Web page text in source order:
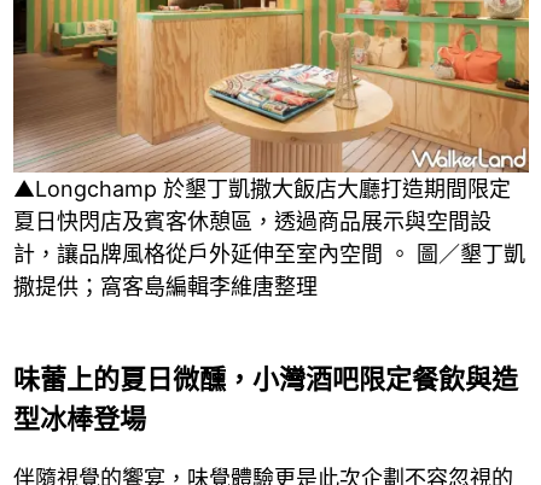
▲Longchamp 於墾丁凱撒大飯店大廳打造期間限定
夏日快閃店及賓客休憩區，透過商品展示與空間設
計，讓品牌風格從戶外延伸至室內空間 。 圖／墾丁凱
撒提供；窩客島編輯李維唐整理
味蕾上的夏日微醺，小灣酒吧限定餐飲與造
型冰棒登場
伴隨視覺的饗宴，味覺體驗更是此次企劃不容忽視的